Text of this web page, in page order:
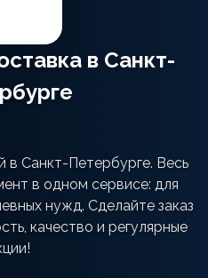
в Санкт-
в Санкт-Петербурге. Весь
в одном сервисе: для
нужд. Сделайте заказ
качество и регулярные